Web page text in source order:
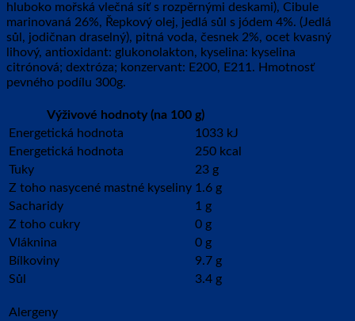
hluboko mořská vlečná síť s rozpěrnými deskami), Cibule
marinovaná 26%, Řepkový olej, jedlá sůl s jódem 4%. (Jedlá
sůl, jodičnan draselný), pitná voda, česnek 2%, ocet kvasný
lihový, antioxidant: glukonolakton, kyselina: kyselina
citrónová; dextróza; konzervant: E200, E211. Hmotnosť
pevného podílu 300g.
Výživové hodnoty (na 100 g)
Energetická hodnota
1033 kJ
Energetická hodnota
250 kcal
Tuky
23 g
Z toho nasycené mastné kyseliny 1.6 g
Sacharidy
1 g
Z toho cukry
0 g
Vláknina
0 g
Bílkoviny
9.7 g
Sůl
3.4 g
Alergeny